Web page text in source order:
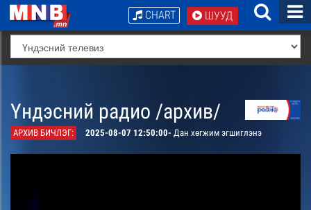
ШУУД
CHART
Үндэсний радио /архив/
АРХИВ БИЧЛЭГ: 2025-08-07 12:50:00- Дан хөгжим эгшиглэнэ